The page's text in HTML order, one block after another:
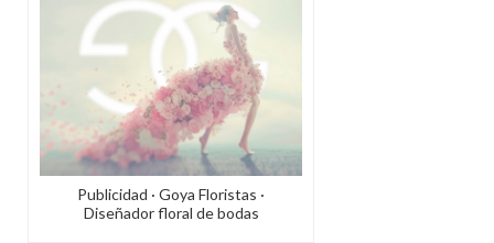
Publicidad · Goya Floristas ·
Diseñador floral de bodas